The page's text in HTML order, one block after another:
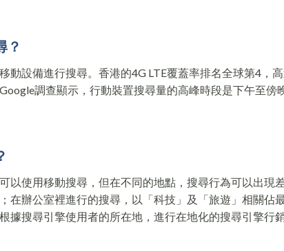
？
動設備進行搜尋。香港的4G LTE覆蓋率排名全球第4，
調查顯示，行動裝置搜尋量的高峰時段是下午至傍
以使用移動搜尋，但在不同的地點，搜尋行為可以出現
在辦公室裡進行的搜尋，以「科技」及「旅遊」相關佔
據搜尋引擎使用者的所在地，進行在地化的搜尋引擎行